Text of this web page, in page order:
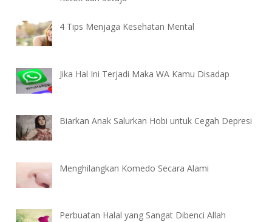
4 Tips Menjaga Kesehatan Mental
Jika Hal Ini Terjadi Maka WA Kamu Disadap
Biarkan Anak Salurkan Hobi untuk Cegah Depresi
Menghilangkan Komedo Secara Alami
Perbuatan Halal yang Sangat Dibenci Allah